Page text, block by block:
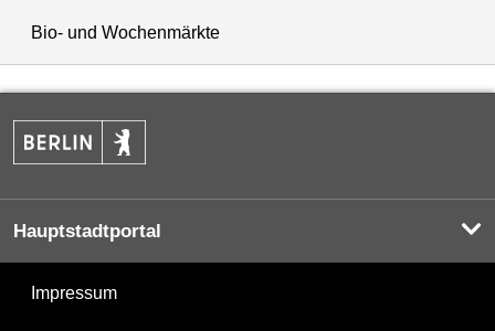
Bio- und Wochenmärkte
Hauptstadtportal
Impressum